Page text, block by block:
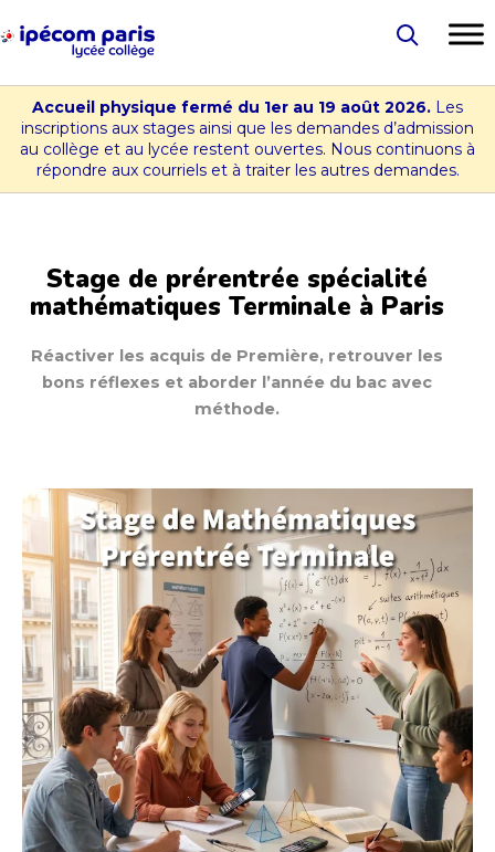
au
Collège
Ipécom
Paris
Accueil physique fermé du 1er au 19 août 2026. Les
inscriptions aux stages ainsi que les demandes d’admission
au collège et au lycée restent ouvertes. Nous continuons à
répondre aux courriels et à traiter les autres demandes.
Stage de prérentrée spécialité
mathématiques Terminale à Paris
Réactiver les acquis de Première, retrouver les
bons réflexes et aborder l’année du bac avec
méthode.